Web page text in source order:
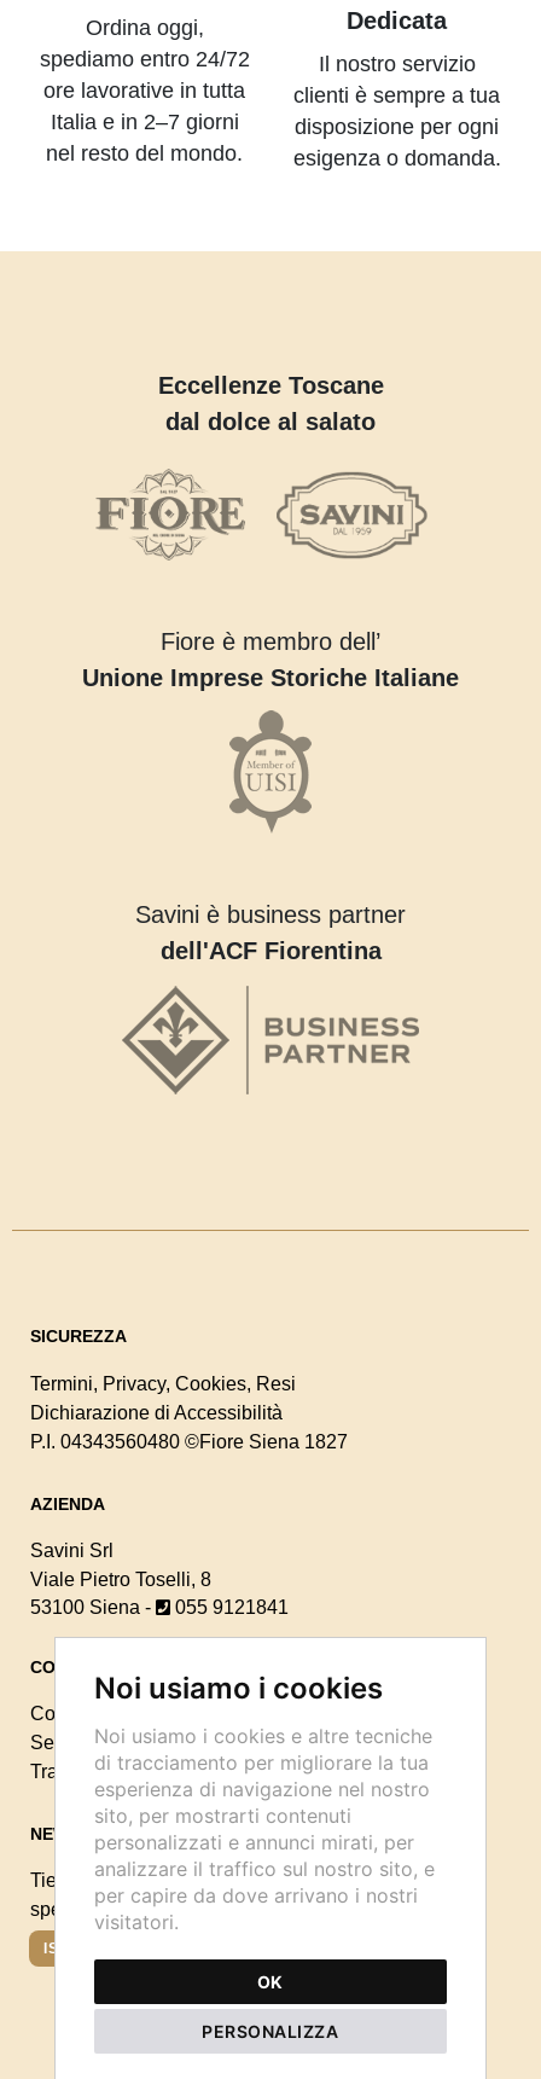
Noi usiamo i cookies
Noi usiamo i cookies e altre tecniche
di tracciamento per migliorare la tua
esperienza di navigazione nel nostro
sito, per mostrarti contenuti
personalizzati e annunci mirati, per
analizzare il traffico sul nostro sito, e
per capire da dove arrivano i nostri
visitatori.
OK
PERSONALIZZA
Ordina oggi,
spediamo entro 24/72
ore lavorative in tutta
Italia e in 2–7 giorni
nel resto del mondo.
Dedicata
Il nostro servizio
clienti è sempre a tua
disposizione per ogni
esigenza o domanda.
Eccellenze Toscane
dal dolce al salato
Fiore è membro dell’
Unione Imprese Storiche Italiane
Savini è business partner
dell'ACF Fiorentina
SICUREZZA
Termini, Privacy, Cookies, Resi
Dichiarazione di Accessibilità
P.I. 04343560480 ©Fiore Siena 1827
AZIENDA
Savini Srl
Viale Pietro Toselli, 8
53100 Siena -
055 9121841
CONTATTI
Contattaci
Seguici sui Social:
Traccia il tuo ordine
NEWSLETTER
Tieniti aggiornato sulle ultime novità, eventi e offerte
speciali a te dedicate.
ISCRIVIMI